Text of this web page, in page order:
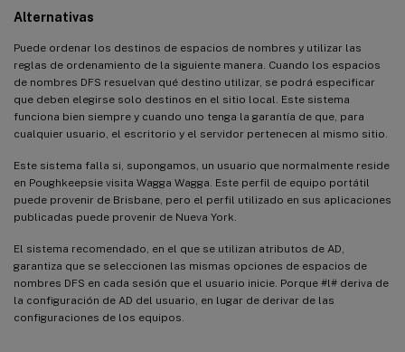
Alternativas
Puede ordenar los destinos de espacios de nombres y utilizar las
reglas de ordenamiento de la siguiente manera. Cuando los espacios
de nombres DFS resuelvan qué destino utilizar, se podrá especificar
que deben elegirse solo destinos en el sitio local. Este sistema
funciona bien siempre y cuando uno tenga la garantía de que, para
cualquier usuario, el escritorio y el servidor pertenecen al mismo sitio.
Este sistema falla si, supongamos, un usuario que normalmente reside
en Poughkeepsie visita Wagga Wagga. Este perfil de equipo portátil
puede provenir de Brisbane, pero el perfil utilizado en sus aplicaciones
publicadas puede provenir de Nueva York.
El sistema recomendado, en el que se utilizan atributos de AD,
garantiza que se seleccionen las mismas opciones de espacios de
nombres DFS en cada sesión que el usuario inicie. Porque #l# deriva de
la configuración de AD del usuario, en lugar de derivar de las
configuraciones de los equipos.